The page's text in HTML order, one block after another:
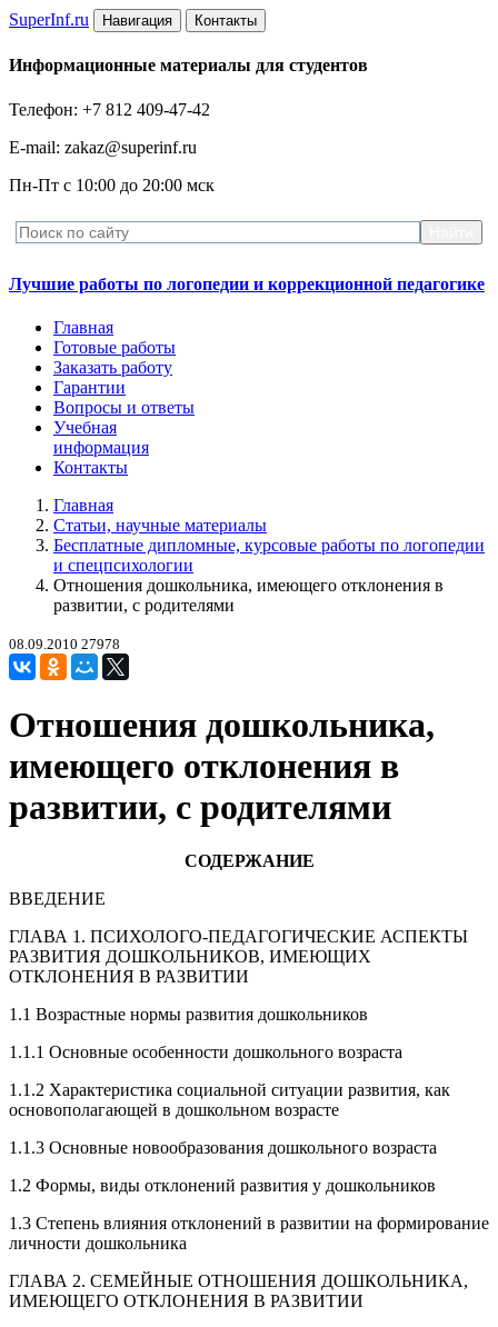
SuperInf.ru Навигация Контакты
Информационные материалы для студентов
Телефон: +7 812 409-47-42
E-mail: zakaz@superinf.ru
Пн-Пт с 10:00 до 20:00 мск
Лучшие работы по логопедии и коррекционной педагогике
Главная
Готовые работы
Заказать работу
Гарантии
Вопросы и ответы
Учебная
информация
Контакты
Главная
Статьи, научные материалы
Бесплатные дипломные, курсовые работы по логопедии
и спецпсихологии
Отношения дошкольника, имеющего отклонения в
развитии, с родителями
08.09.2010 27978
Отношения дошкольника,
имеющего отклонения в
развитии, с родителями
СОДЕРЖАНИЕ
ВВЕДЕНИЕ
ГЛАВА 1. ПСИХОЛОГО-ПЕДАГОГИЧЕСКИЕ АСПЕКТЫ
РАЗВИТИЯ ДОШКОЛЬНИКОВ, ИМЕЮЩИХ
ОТКЛОНЕНИЯ В РАЗВИТИИ
1.1 Возрастные нормы развития дошкольников
1.1.1 Основные особенности дошкольного возраста
1.1.2 Характеристика социальной ситуации развития, как
основополагающей в дошкольном возрасте
1.1.3 Основные новообразования дошкольного возраста
1.2 Формы, виды отклонений развития у дошкольников
1.3 Степень влияния отклонений в развитии на формирование
личности дошкольника
ГЛАВА 2. СЕМЕЙНЫЕ ОТНОШЕНИЯ ДОШКОЛЬНИКА,
ИМЕЮЩЕГО ОТКЛОНЕНИЯ В РАЗВИТИИ